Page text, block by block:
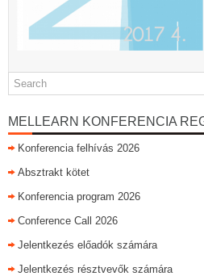
MELLEARN KONFERENCIA
Konferencia felhívás 2026
Absztrakt kötet
Konferencia program 2026
Conference Call 2026
Jelentkezés előadók számára
Jelentkezés résztvevők számára